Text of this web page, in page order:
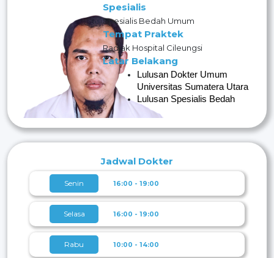
Spesialis
Spesialis Bedah Umum
Tempat Praktek
Radjak Hospital Cileungsi
Latar Belakang
Lulusan Dokter Umum
Universitas Sumatera Utara
Lulusan Spesialis Bedah
Universitas Sumatera Utara
Jadwal Dokter
Senin 16:00 - 19:00
Selasa 16:00 - 19:00
Rabu 10:00 - 14:00